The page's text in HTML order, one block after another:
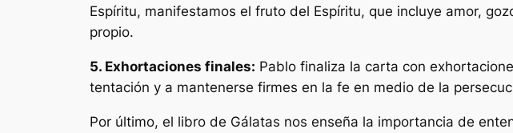
Espíritu, manifestamos el fruto del Espíritu, que incluye amor,
propio.
5. Exhortaciones finales: Pablo finaliza la carta con
tentación y a mantenerse firmes en la fe en medio de la
Por último, el libro de Gálatas nos enseña la importancia de